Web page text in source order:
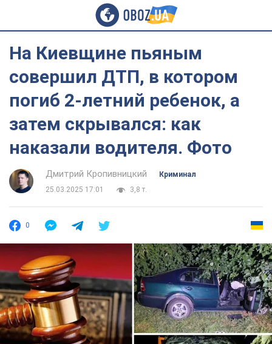
На Киевщине пьяным
совершил ДТП, в котором
погиб 2-летний ребенок, а
затем скрывался: как
наказали водителя. Фото
Дмитрий Кропивницкий
Криминал
25.03.2025 17:01
3,8 т.
0